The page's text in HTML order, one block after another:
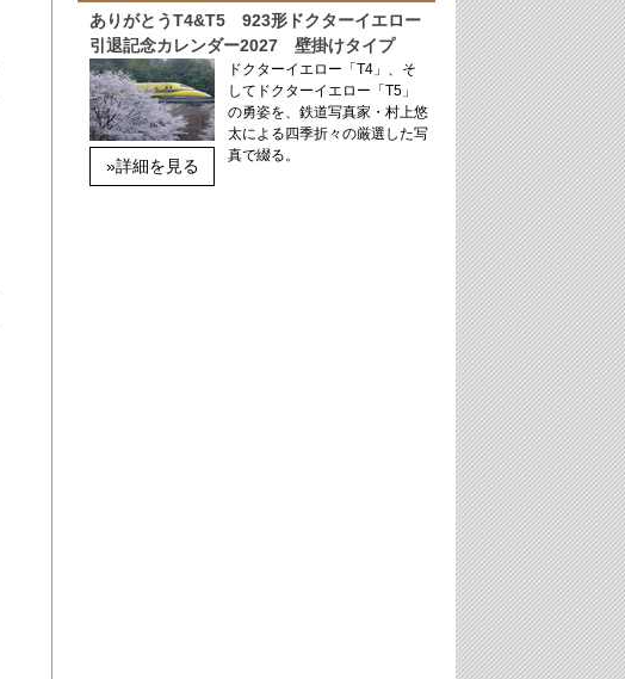
ありがとうT4&T5 923形ドクターイエロー
引退記念カレンダー2027 壁掛けタイプ
»詳細を見る
ドクターイエロー「T4」、そ
してドクターイエロー「T5」
の勇姿を、鉄道写真家・村上悠
太による四季折々の厳選した写
真で綴る。